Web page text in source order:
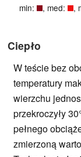
min: , med: ,
Ciepło
W teście bez
temperatury
wierzchu
przekroczyły
pełnego
zmierzoną